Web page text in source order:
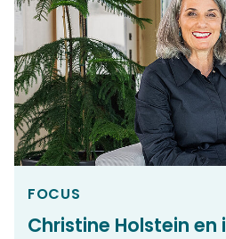
FOCUS
Christine Holstein